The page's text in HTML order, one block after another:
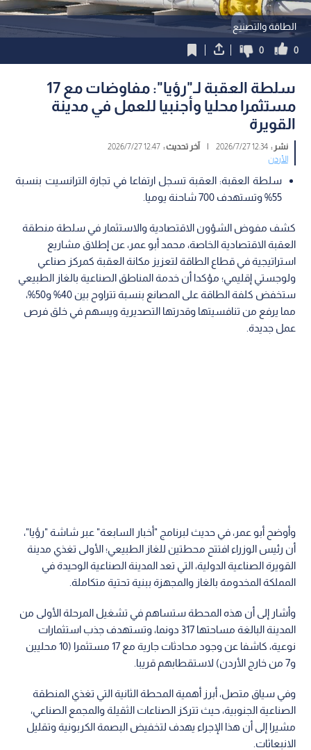
الطاقة والتصنيع
0
0
سلطة العقبة لـ"رؤيا": مفاوضات مع 17
مستثمرا محليا وأجنبيا للعمل في مدينة
القويرة
نشر :12:34 2026/7/27
| آخر تحديث :12:47 2026/7/27
الأردن
سلطة العقبة: العقبة تسجل ارتفاعا في تجارة الترانسيت بنسبة
55% وتستهدف 700 شاحنة يوميا.
كشف مفوض الشؤون الاقتصادية والاستثمار في سلطة منطقة
العقبة الاقتصادية الخاصة، محمد أبو عمر، عن إطلاق مشاريع
استراتيجية في قطاع الطاقة لتعزيز مكانة العقبة كمركز صناعي
ولوجستي إقليمي؛ مؤكدا أن خدمة المناطق الصناعية بالغاز الطبيعي
ستخفض كلفة الطاقة على المصانع بنسبة تتراوح بين 40% و50%،
مما يرفع من تنافسيتها وقدرتها التصديرية ويسهم في خلق فرص
عمل جديدة.
وأوضح أبو عمر، في حديث لبرنامج "أخبار السابعة" عبر شاشة "رؤيا"،
أن رئيس الوزراء افتتح محطتين للغاز الطبيعي؛ الأولى تغذي مدينة
القويرة الصناعية الدولية، التي تعد المدينة الصناعية الوحيدة في
المملكة المخدومة بالغاز والمجهزة ببنية تحتية متكاملة.
وأشار إلى أن هذه المحطة ستساهم في تشغيل المرحلة الأولى من
المدينة البالغة مساحتها 317 دونما، وتستهدف جذب استثمارات
نوعية، كاشفا عن وجود محادثات جارية مع 17 مستثمرا (10 محليين
و7 من خارج الأردن) لاستقطابهم قريبا.
وفي سياق متصل، أبرز أهمية المحطة الثانية التي تغذي المنطقة
الصناعية الجنوبية، حيث تتركز الصناعات الثقيلة والمجمع الصناعي،
مشيرا إلى أن هذا الإجراء يهدف لتخفيض البصمة الكربونية وتقليل
الانبعاثات.